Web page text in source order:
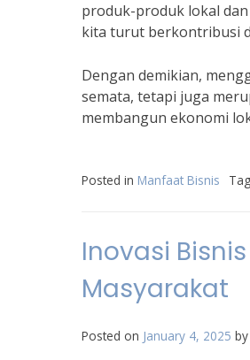
produk-produk lokal
kita turut berkontribusi
Dengan demikian,
semata, tetapi juga
membangun ekonomi
Posted in Manfaat Bisnis
Inovasi
Masyarakat
Posted on January 4, 2025 by